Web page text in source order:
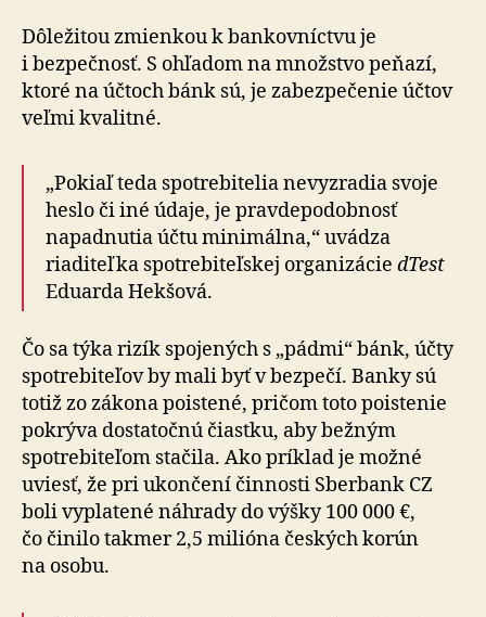
Dôležitou zmienkou k bankovníctvu je
i bezpečnosť. S ohľadom na množstvo peňazí,
ktoré na účtoch bánk sú, je zabezpečenie účtov
veľmi kvalitné.
„Pokiaľ teda spotrebitelia nevyzradia svoje
heslo či iné údaje, je pravde­podobnosť
napadnutia účtu minimálna,“ uvádza
riaditeľka spotrebiteľskej organizácie dTest
Eduarda Hekšová.
Čo sa týka rizík spojených s „pádmi“ bánk, účty
spotrebiteľov by mali byť v bezpečí. Banky sú
totiž zo zákona poistené, pričom toto poistenie
pokrýva dostatočnú čiastku, aby bežným
spotrebiteľom stačila. Ako príklad je možné
uviesť, že pri ukon­čení činnosti Sberbank CZ
boli vyplatené náhrady do výšky 100 000 €,
čo činilo takmer 2,5 milióna českých korún
na osobu.